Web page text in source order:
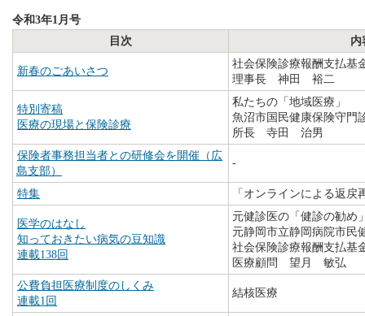
令和3年1月号
目次
内
新春のごあいさつ
社会保険診療報酬支払基
理事長 神田 裕二
特別寄稿
医療の現場と保険診療
私たちの「地域医療」
魚沼市国民健康保険守門
所長 寺田 治男
保険者事務担当者との研修会を開催（広
島支部）
-
特集 「オンラインによる返戻
医学のはなし
知っておきたい病気の豆知識
連載138回
元健診医の「健診の勧め
元静岡市立静岡病院市
社会保険診療報酬支払基
医療顧問 望月 敏弘
公費負担医療制度のしくみ
連載1回
結核医療